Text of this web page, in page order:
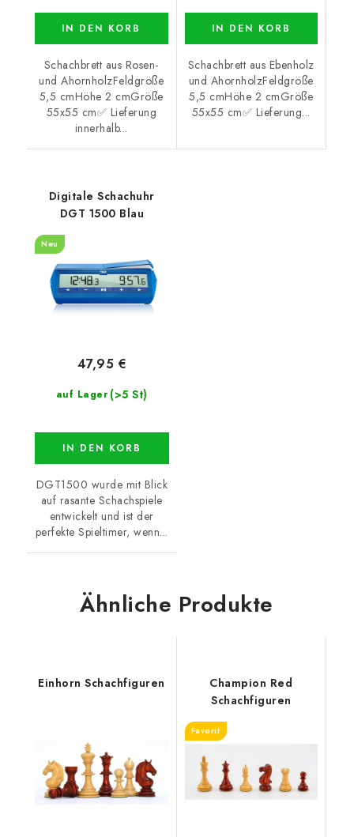
IN DEN KORB
Schachbrett aus Rosen-
und AhornholzFeldgröße
5,5 cmHöhe 2 cmGröße
55x55 cm✅ Lieferung
innerhalb...
IN DEN KORB
Schachbrett aus Ebenholz
und AhornholzFeldgröße
5,5 cmHöhe 2 cmGröße
55x55 cm✅ Lieferung...
Digitale Schachuhr
DGT 1500 Blau
Neu
auf Lager (>5 St)
47,95 €
IN DEN KORB
DGT1500 wurde mit Blick
auf rasante Schachspiele
entwickelt und ist der
perfekte Spieltimer, wenn...
Ähnliche Produkte
Einhorn Schachfiguren
Champion Red
Schachfiguren
Favorit